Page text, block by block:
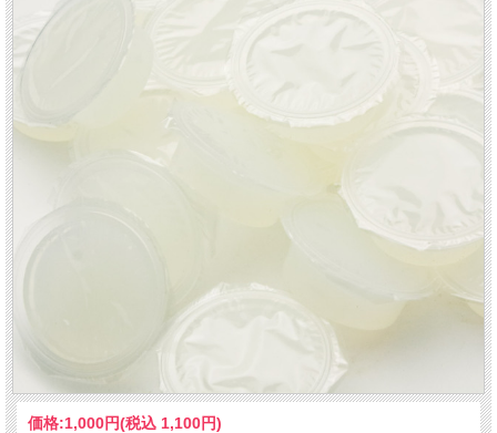
価格:1,000円(税込 1,100円)